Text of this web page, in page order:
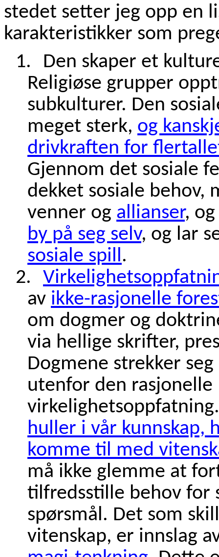
stedet setter jeg opp en
karakteristikker som
1.
Den skaper et
Religiøse grupper
subkulturer. Den
meget sterk, og
drivkraften for
Gjennom det sosiale
dekket sosiale behov,
venner og allianser,
by på seg selv, og lar
sosiale spill.
2.
av ikke-rasjonelle
om dogmer og
via hellige skrifter,
Dogmene strekker
utenfor den rasjonelle
huller i vår kunnskap,
komme til med
må ikke glemme at
tilfredsstille behov for
spørsmål. Det som
vitenskap, er innslag